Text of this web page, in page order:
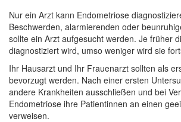
Nur ein Arzt kann Endometriose
Beschwerden, alarmierenden oder
sollte ein Arzt aufgesucht werden. Je früher
diagnostiziert wird, umso weniger wird sie
Ihr Hausarzt und Ihr Frauenarzt sollten als
bevorzugt werden. Nach einer ersten
andere Krankheiten ausschließen und bei
Endometriose ihre Patientinnen an einen
verweisen.